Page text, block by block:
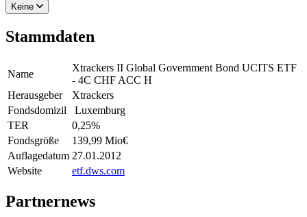
Keine
Stammdaten
Name
Xtrackers II Global Government Bond UCITS ETF
- 4C CHF ACC H
Herausgeber
Xtrackers
Fondsdomizil
Luxemburg
TER
0,25%
Fondsgröße
139,99 Mio€
Auflagedatum 27.01.2012
Website
etf.dws.com
Partnernews